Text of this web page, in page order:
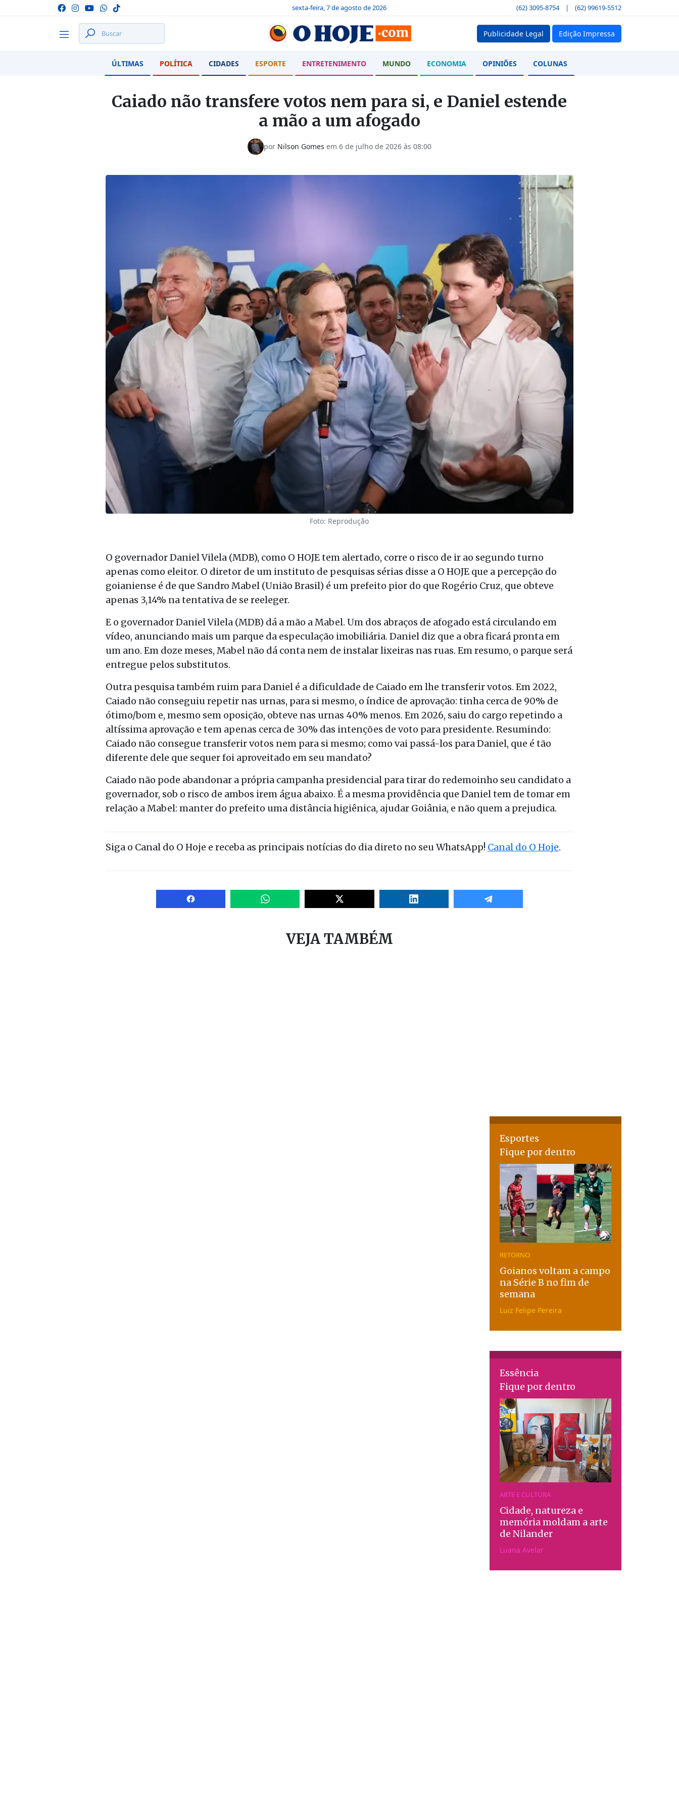
sexta-feira, 7 de agosto de 2026 (62) 3095-8754 | (62) 99619-5512
Publicidade Legal Edição Impressa
ÚLTIMAS POLÍTICA CIDADES ESPORTE ENTRETENIMENTO MUNDO ECONOMIA OPINIÕES COLUNAS
Caiado não transfere votos nem para si, e Daniel estende
a mão a um afogado
por Nilson Gomes em 6 de julho de 2026 às 08:00
Foto: Reprodução
O governador Daniel Vilela (MDB), como O HOJE tem alertado, corre o risco de ir ao segundo turno
apenas como eleitor. O diretor de um instituto de pesquisas sérias disse a O HOJE que a percepção do
goianiense é de que Sandro Mabel (União Brasil) é um prefeito pior do que Rogério Cruz, que obteve
apenas 3,14% na tentativa de se reeleger.
E o governador Daniel Vilela (MDB) dá a mão a Mabel. Um dos abraços de afogado está circulando em
vídeo, anunciando mais um parque da especulação imobiliária. Daniel diz que a obra ficará pronta em
um ano. Em doze meses, Mabel não dá conta nem de instalar lixeiras nas ruas. Em resumo, o parque será
entregue pelos substitutos.
Outra pesquisa também ruim para Daniel é a dificuldade de Caiado em lhe transferir votos. Em 2022,
Caiado não conseguiu repetir nas urnas, para si mesmo, o índice de aprovação: tinha cerca de 90% de
ótimo/bom e, mesmo sem oposição, obteve nas urnas 40% menos. Em 2026, saiu do cargo repetindo a
altíssima aprovação e tem apenas cerca de 30% das intenções de voto para presidente. Resumindo:
Caiado não consegue transferir votos nem para si mesmo; como vai passá-los para Daniel, que é tão
diferente dele que sequer foi aproveitado em seu mandato?
Caiado não pode abandonar a própria campanha presidencial para tirar do redemoinho seu candidato a
governador, sob o risco de ambos irem água abaixo. É a mesma providência que Daniel tem de tomar em
relação a Mabel: manter do prefeito uma distância higiênica, ajudar Goiânia, e não quem a prejudica.
Siga o Canal do O Hoje e receba as principais notícias do dia direto no seu WhatsApp! Canal do O Hoje.
VEJA TAMBÉM
Esportes
Fique por dentro
RETORNO
Goianos voltam a campo
na Série B no fim de
semana
Luiz Felipe Pereira
Essência
Fique por dentro
ARTE E CULTURA
Cidade, natureza e
memória moldam a arte
de Nilander
Luana Avelar